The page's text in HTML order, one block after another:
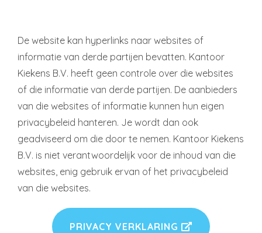
De website kan hyperlinks naar websites of
informatie van derde partijen bevatten. Kantoor
Kiekens B.V. heeft geen controle over die websites
of die informatie van derde partijen. De aanbieders
van die websites of informatie kunnen hun eigen
privacybeleid hanteren. Je wordt dan ook
geadviseerd om die door te nemen. Kantoor Kiekens
B.V. is niet verantwoordelijk voor de inhoud van die
websites, enig gebruik ervan of het privacybeleid
van die websites.
PRIVACY VERKLARING